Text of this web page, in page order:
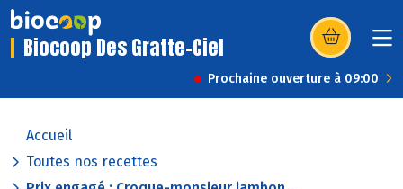
Biocoop Des Gratte-Ciel (s’ouvre dans
Prochaine ouverture à 09:00
Accueil
Toutes nos recettes